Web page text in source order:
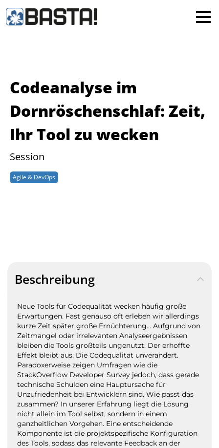
Codeanalyse im
Dornröschenschlaf: Zeit,
Ihr Tool zu wecken
Session
Agile & DevOps
Beschreibung
Neue Tools für Codequalität wecken häufig große
Erwartungen. Fast genauso oft erleben wir allerdings
kurze Zeit später große Ernüchterung... Aufgrund von
Zeitmangel oder irrelevanten Analyseergebnissen
bleiben die Tools großteils ungenutzt. Der erhoffte
Effekt bleibt aus. Die Codequalität unverändert.
Paradoxerweise zeigen Umfragen wie die
StackOverflow Developer Survey jedoch, dass gerade
technische Schulden eine Hauptursache für
Unzufriedenheit bei Entwicklern sind. Wie passt das
zusammen? In unserer Erfahrung liegt die Lösung
nicht allein im Tool selbst, sondern in einem
ganzheitlichen Vorgehen. Eine entscheidende
Komponente ist die projektspezifische Konfiguration
des Tools, sodass das relevante Feedback an der
MAINZ
Alle